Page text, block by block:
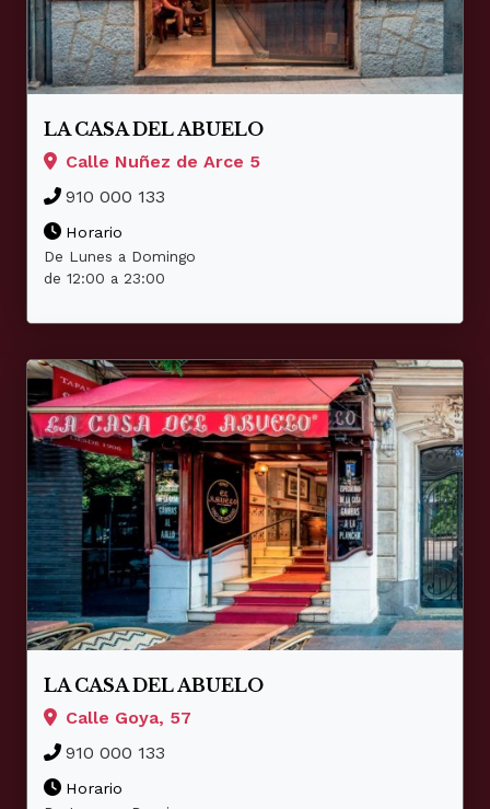
LA CASA DEL ABUELO
Calle Nuñez de Arce 5
910 000 133
Horario
De Lunes a Domingo
de 12:00 a 23:00
LA CASA DEL ABUELO
Calle Goya, 57
910 000 133
Horario